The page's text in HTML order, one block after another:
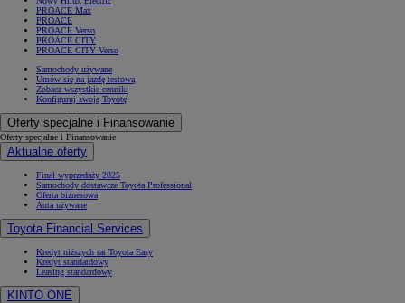
PROACE Max
PROACE
PROACE Verso
PROACE CITY
PROACE CITY Verso
Samochody używane
Umów się na jazdę testową
Zobacz wszystkie cenniki
Konfiguruj swoją Toyotę
Oferty specjalne i Finansowanie
Oferty specjalne i Finansowanie
Aktualne oferty
Finał wyprzedaży 2025
Samochody dostawcze Toyota Professional
Oferta biznesowa
Auta używane
Toyota Financial Services
Kredyt niższych rat Toyota Easy
Kredyt standardowy
Leasing standardowy
KINTO ONE